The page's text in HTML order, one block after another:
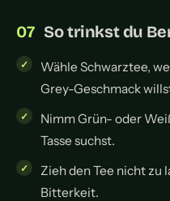
So trinkst du
Wähle Schwarztee,
Grey-Geschmack
Nimm Grün- oder
Tasse suchst.
Zieh den Tee nicht zu
Bitterkeit.